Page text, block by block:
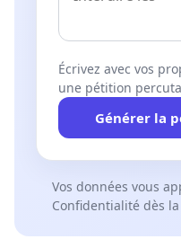
Écrivez avec vos
une pétition
Générer la
Vos données vous
Confidentialité dès